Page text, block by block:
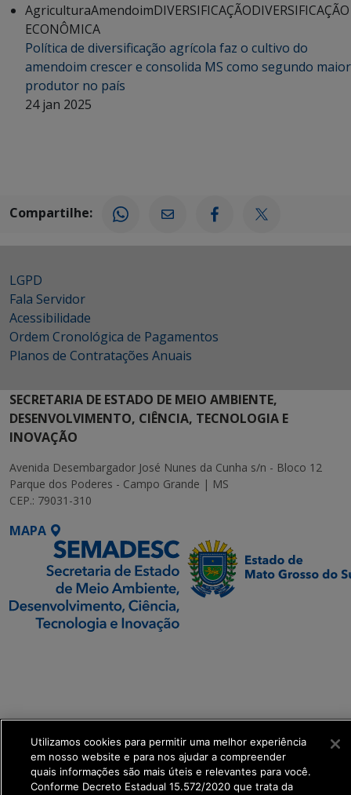
AgriculturaAmendoimDIVERSIFICAÇÃODIVERSIFICAÇÃO
ECONÔMICA
Política de diversificação agrícola faz o cultivo do
amendoim crescer e consolida MS como segundo maior
produtor no país
24 jan 2025
Compartilhe:
LGPD
Fala Servidor
Acessibilidade
Ordem Cronológica de Pagamentos
Planos de Contratações Anuais
SECRETARIA DE ESTADO DE MEIO AMBIENTE,
DESENVOLVIMENTO, CIÊNCIA, TECNOLOGIA E
INOVAÇÃO
Avenida Desembargador José Nunes da Cunha s/n - Bloco 12
Parque dos Poderes - Campo Grande | MS
CEP.: 79031-310
MAPA
Utilizamos cookies para permitir uma melhor experiência
em nosso website e para nos ajudar a compreender
quais informações são mais úteis e relevantes para você.
Conforme Decreto Estadual 15.572/2020 que trata da